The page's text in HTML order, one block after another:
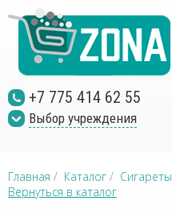
+7 775 414 62 55
Выбор учреждения
Главная / Каталог / Сигареты
Вернуться в каталог